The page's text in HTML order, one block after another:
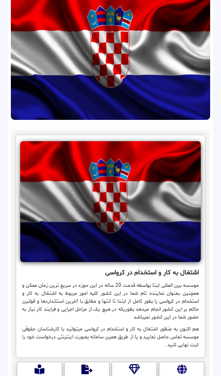
اشتغال به کار و استخدام در کرواسی
موسسه بین المللی ثبتا بواسطه قدمت 20 ساله در این حوزه در سریع ترین زمان ممکن و
همچنین بعنوان نماینده تام شما در این کشور کلیه امور مربوط به اشتغال به کار و
استخدام در کرواسی را بطور کامل از ابتدا تا انتها و مطابق با آخرین استانداردها و قوانین
حاکم بر این کشور انجام میدهد بطوریکه در هیچ یک از مراحل اجرایی و فرایند کار نیاز به
حضور شما در این کشور نمیباشد
هم اکنون به منظور اشتغال به کار و استخدام در کرواسی میتوانید با کارشناسان حقوقی
موسسه تماس حاصل نمایید و یا از طریق همین سامانه بصورت اینترنتی درخواست خود را
ثبت نهایی کنید .